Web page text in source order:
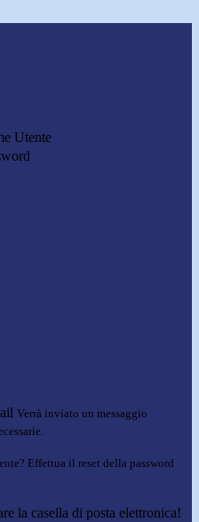
Utente
Verrà inviato un messaggio
Effettua il reset della password
la casella di posta elettronica!